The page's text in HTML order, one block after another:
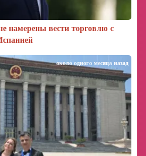
вести торговлю с
около одного месяца назад